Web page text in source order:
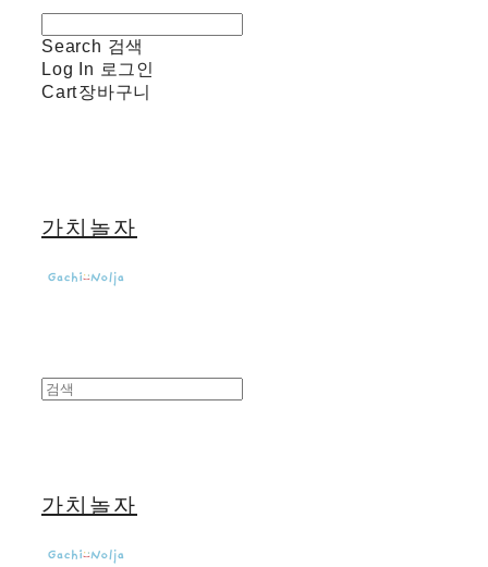
Search 검색
Log In 로그인
Cart장바구니
가치놀자
가치놀자